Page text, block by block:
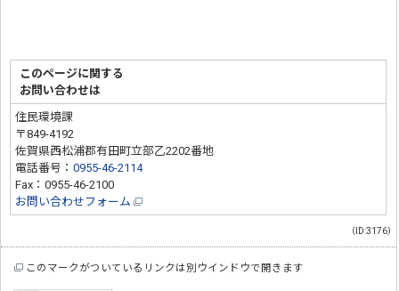
このページに関する
お問い合わせは
住民環境課
〒849-4192
佐賀県西松浦郡有田町立部乙2202番地
電話番号：0955-46-2114
Fax：0955-46-2100
お問い合わせフォーム
（ID:3176）
このマークがついているリンクは別ウインドウで開きます